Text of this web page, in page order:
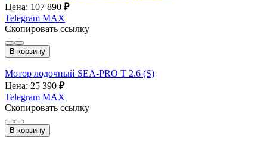
Цена: 107 890 ₽
Telegram MAX
Скопировать ссылку
В корзину
Мотор лодочный SEA-PRO Т 2.6 (S)
Цена: 25 390 ₽
Telegram MAX
Скопировать ссылку
В корзину